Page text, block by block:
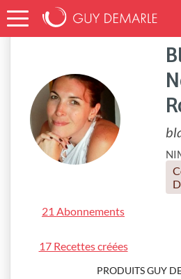
Accueil blandinen_5e38
21 Abonnements
17 Recettes créées
PRODUITS GUY